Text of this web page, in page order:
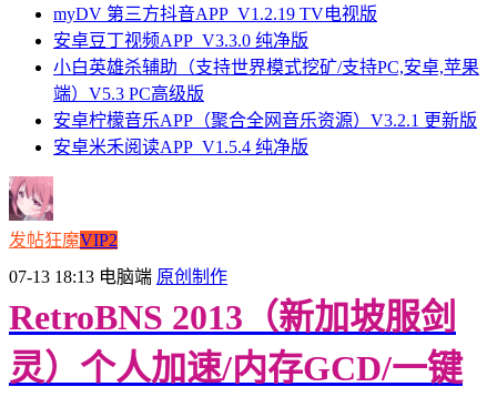
myDV 第三方抖音APP_V1.2.19 TV电视版
安卓豆丁视频APP_V3.3.0 纯净版
小白英雄杀辅助（支持世界模式挖矿/支持PC,安卓,苹果
端）V5.3 PC高级版
安卓柠檬音乐APP（聚合全网音乐资源）V3.2.1 更新版
安卓米禾阅读APP_V1.5.4 纯净版
发帖狂魔VIP2
07-13 18:13 电脑端 原创制作
RetroBNS 2013（新加坡服剑
灵）个人加速/内存GCD/一键